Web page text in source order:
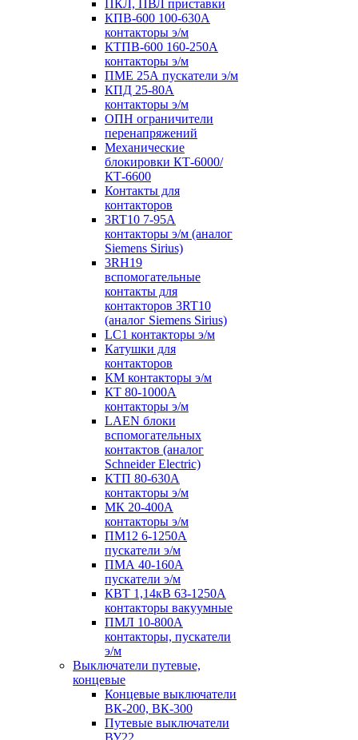
ПКЛ, ПВЛ приставки
КПВ-600 100-630А
контакторы э/м
КТПВ-600 160-250А
контакторы э/м
ПМЕ 25А пускатели э/м
КПД 25-80А
контакторы э/м
ОПН ограничители
перенапряжений
Механические
блокировки КТ-6000/
КТ-6600
Контакты для
контакторов
3RT10 7-95А
контакторы э/м (аналог
Siemens Sirius)
3RH19
вспомогательные
контакты для
контакторов 3RT10
(аналог Siemens Sirius)
LC1 контакторы э/м
Катушки для
контакторов
КМ контакторы э/м
КТ 80-1000А
контакторы э/м
LAEN блоки
вспомогательных
контактов (аналог
Schneider Electric)
КТП 80-630А
контакторы э/м
МК 20-400А
контакторы э/м
ПМ12 6-1250А
пускатели э/м
ПМА 40-160А
пускатели э/м
КВТ 1,14кВ 63-1250А
контакторы вакуумные
ПМЛ 10-800А
контакторы, пускатели
э/м
Выключатели путевые,
концевые
Концевые выключатели
ВК-200, ВК-300
Путевые выключатели
ВУ22